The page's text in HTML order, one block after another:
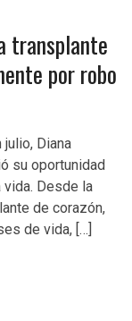
transplante
por robo
Diana
su oportunidad
Desde la
de corazón,
de vida, […]